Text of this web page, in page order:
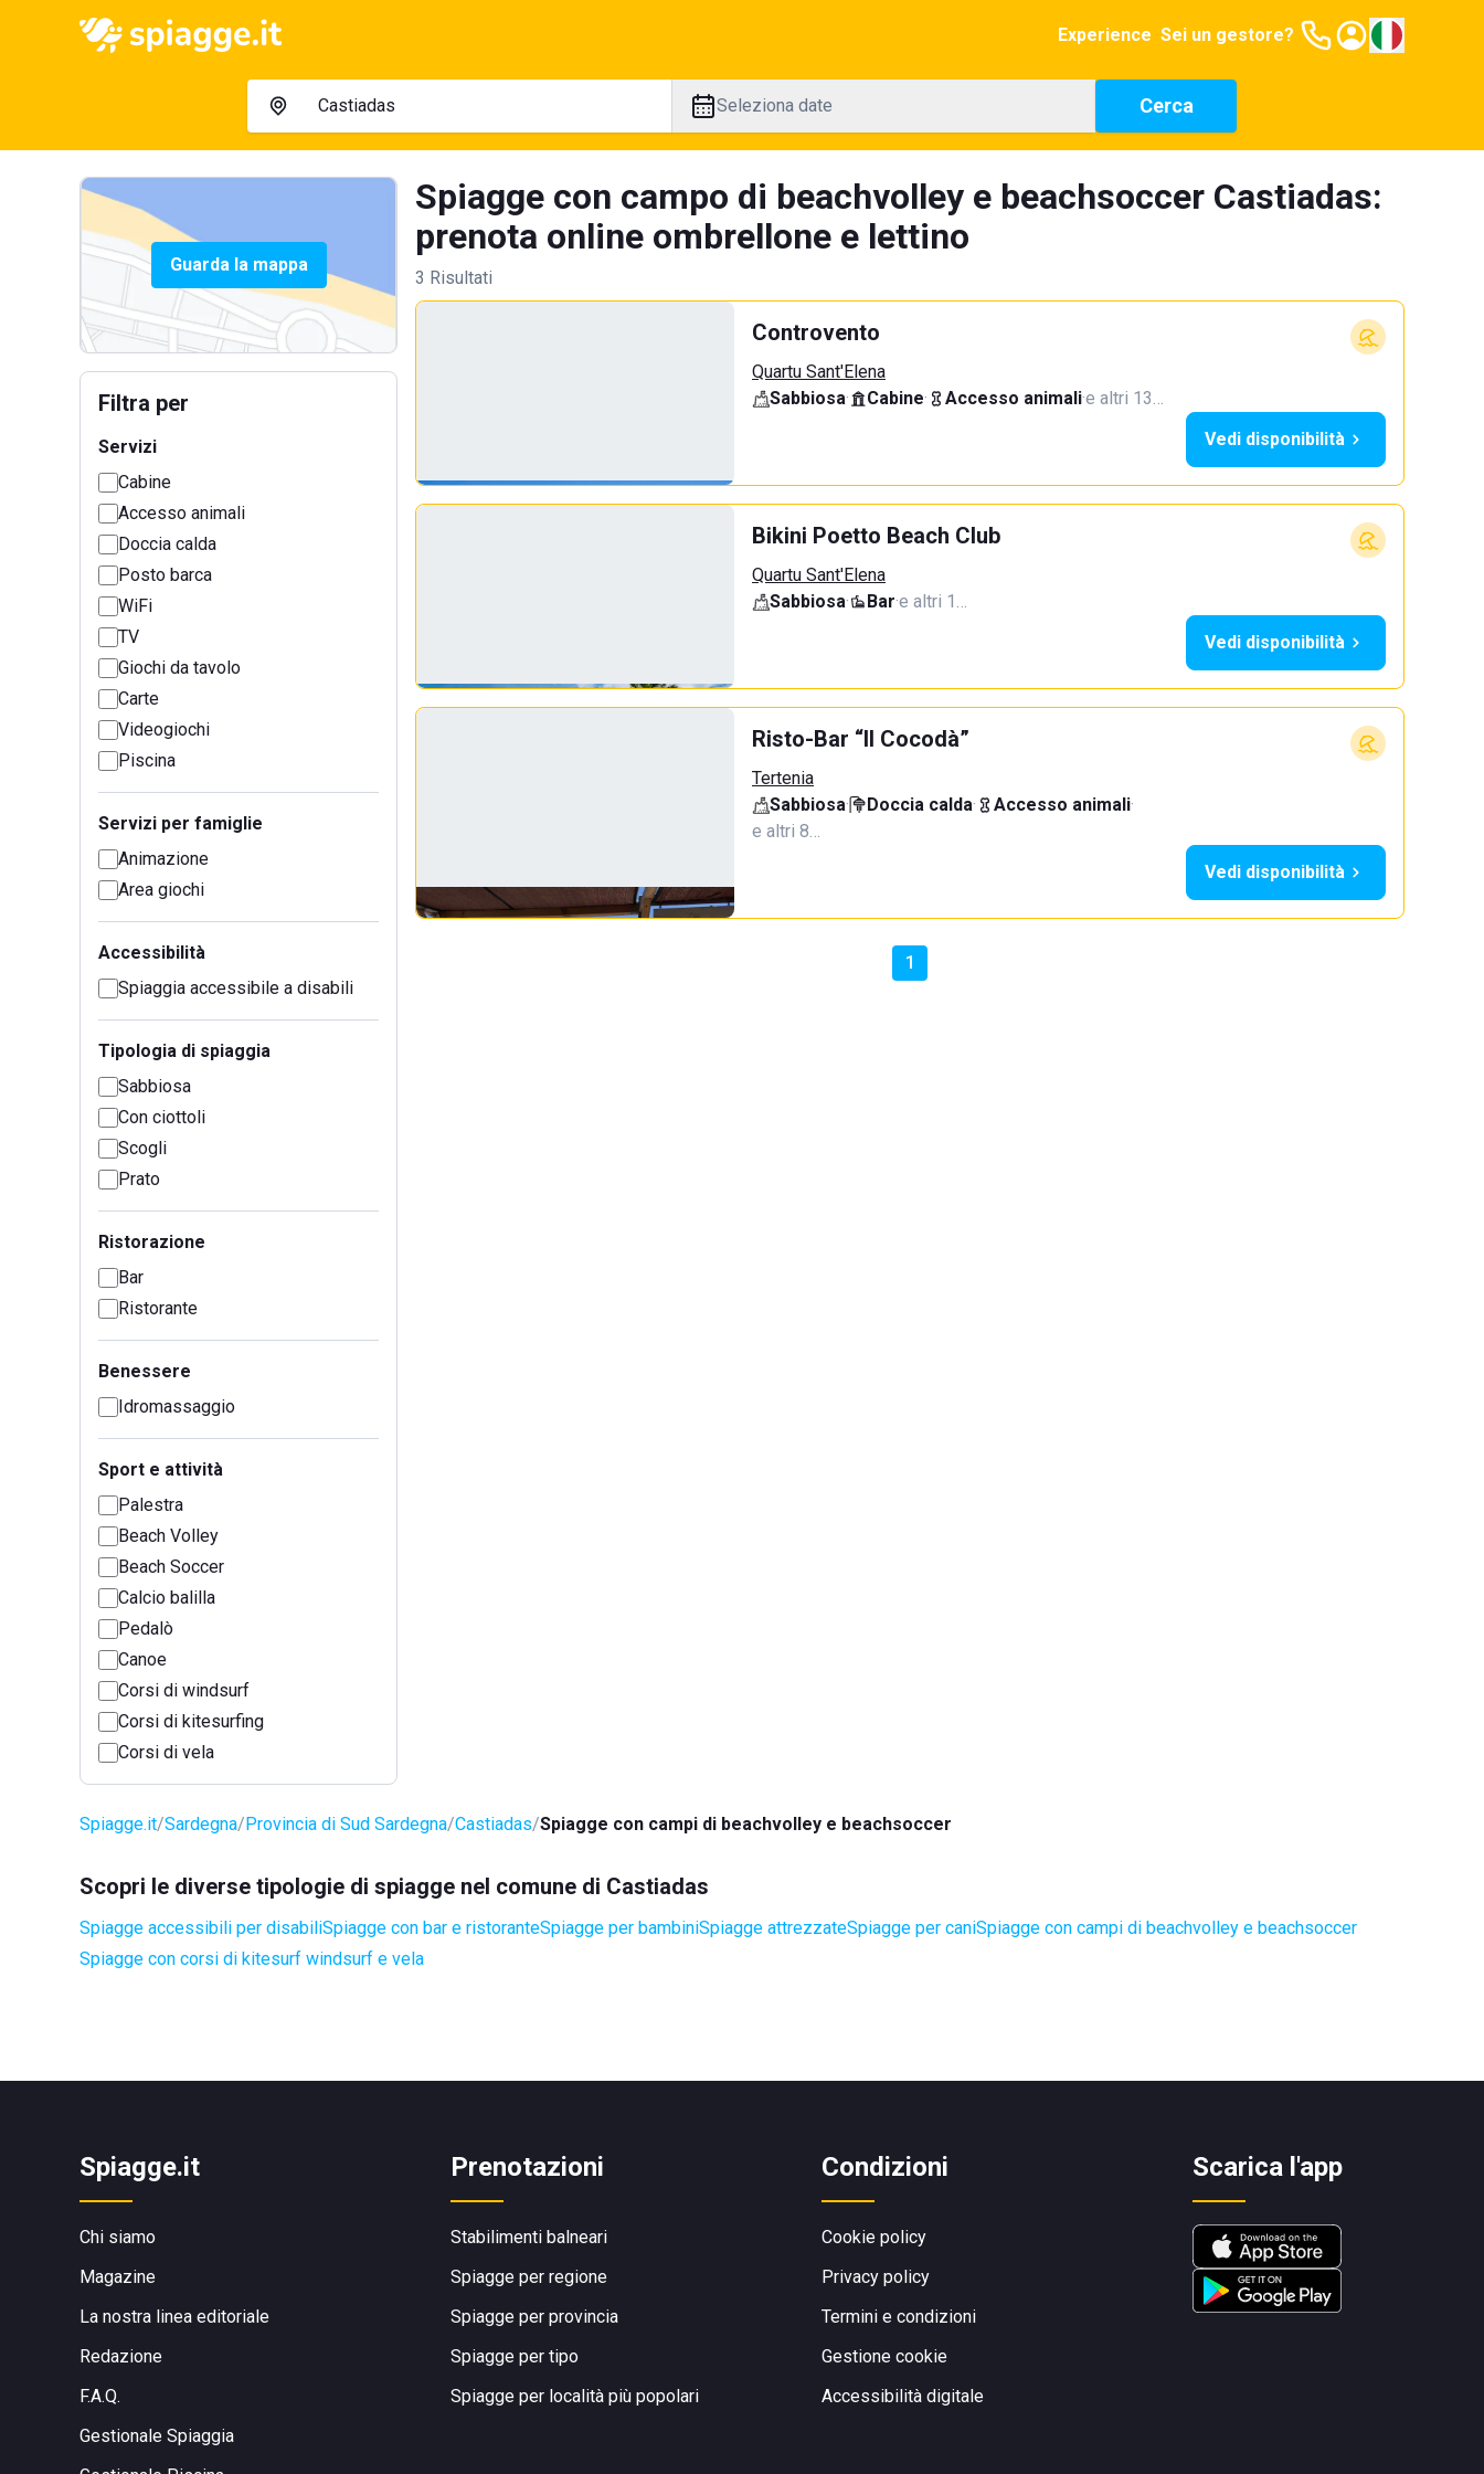
Experience Sei un gestore?
Seleziona date Cerca
Guarda la mappa
Filtra per
Servizi
Cabine
Accesso animali
Doccia calda
Posto barca
WiFi
TV
Giochi da tavolo
Carte
Videogiochi
Piscina
Servizi per famiglie
Animazione
Area giochi
Accessibilità
Spiaggia accessibile a disabili
Tipologia di spiaggia
Sabbiosa
Con ciottoli
Scogli
Prato
Ristorazione
Bar
Ristorante
Benessere
Idromassaggio
Sport e attività
Palestra
Beach Volley
Beach Soccer
Calcio balilla
Pedalò
Canoe
Corsi di windsurf
Corsi di kitesurfing
Corsi di vela
Spiagge con campo di beachvolley e beachsoccer Castiadas:
prenota online ombrellone e lettino
3 Risultati
Controvento
Quartu Sant'Elena
Sabbiosa· Cabine· Accesso animali·e altri 13…
Vedi disponibilità
Bikini Poetto Beach Club
Quartu Sant'Elena
Sabbiosa· Bar·e altri 1…
Vedi disponibilità
Risto-Bar “Il Cocodà”
Tertenia
Sabbiosa· Doccia calda· Accesso animali·
e altri 8…
Vedi disponibilità
1
Spiagge.it Sardegna Provincia di Sud Sardegna Castiadas Spiagge con campi di beachvolley e beachsoccer
Scopri le diverse tipologie di spiagge nel comune di Castiadas
Spiagge accessibili per disabiliSpiagge con bar e ristoranteSpiagge per bambiniSpiagge attrezzateSpiagge per caniSpiagge con campi di beachvolley e beachsoccer
Spiagge con corsi di kitesurf windsurf e vela
Spiagge.it
Chi siamo
Magazine
La nostra linea editoriale
Redazione
F.A.Q.
Gestionale Spiaggia
Prenotazioni
Stabilimenti balneari
Spiagge per regione
Spiagge per provincia
Spiagge per tipo
Spiagge per località più popolari
Condizioni
Cookie policy
Privacy policy
Termini e condizioni
Gestione cookie
Accessibilità digitale
Scarica l'app